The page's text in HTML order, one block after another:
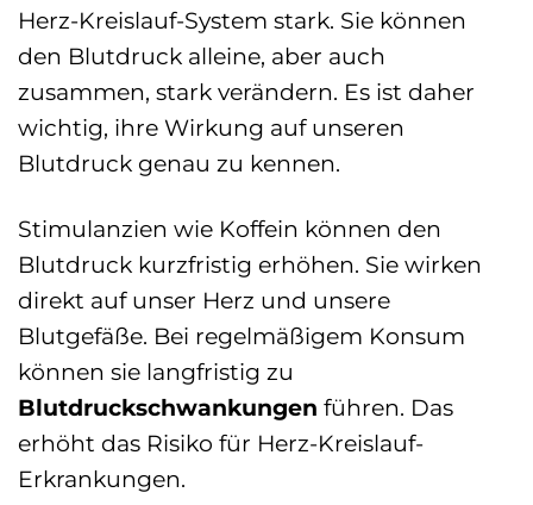
Herz-Kreislauf-System stark. Sie können
den Blutdruck alleine, aber auch
zusammen, stark verändern. Es ist daher
wichtig, ihre Wirkung auf unseren
Blutdruck genau zu kennen.
Stimulanzien wie Koffein können den
Blutdruck kurzfristig erhöhen. Sie wirken
direkt auf unser Herz und unsere
Blutgefäße. Bei regelmäßigem Konsum
können sie langfristig zu
Blutdruckschwankungen führen. Das
erhöht das Risiko für Herz-Kreislauf-
Erkrankungen.